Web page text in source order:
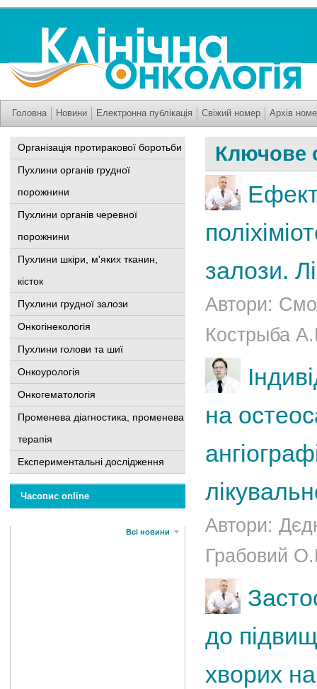
Головна Новини Електронна публікація Свіжий номер Архів
Організація протиракової боротьби
Пухлини органів грудної
порожнини
Пухлини органів черевної
порожнини
Пухлини шкіри, м'яких тканин,
кісток
Пухлини грудної залози
Онкогінекологія
Пухлини голови та шиї
Онкоурологія
Онкогематологія
Променева діагностика, променева
терапія
Експериментальні дослідження
Часопис online
Всі новини
Ключове
залози.
Автори:
Кострыба
на
Автори:
Грабовий
до
хворих